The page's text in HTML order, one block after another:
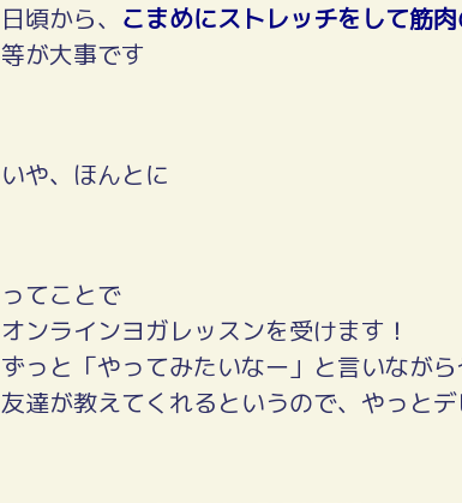
日頃から、 こまめにストレッチをして筋
等が大事です
いや、ほんとに
ってことで
オンラインヨガレッスンを受けます！
ずっと「やってみたいなー」と言いなが
友達が教えてくれるというので、やっと